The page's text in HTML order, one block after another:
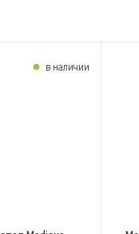
в наличии